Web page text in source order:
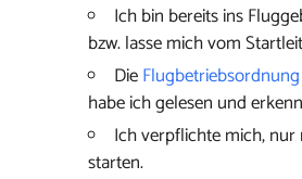
Ich bin bereits ins
bzw. lasse mich vom
Die
habe ich gelesen und
Ich verpflichte mich, nur
starten.